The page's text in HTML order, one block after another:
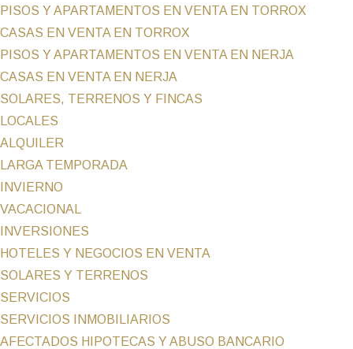
PISOS Y APARTAMENTOS EN VENTA EN TORROX
CASAS EN VENTA EN TORROX
PISOS Y APARTAMENTOS EN VENTA EN NERJA
CASAS EN VENTA EN NERJA
SOLARES, TERRENOS Y FINCAS
LOCALES
ALQUILER
LARGA TEMPORADA
INVIERNO
VACACIONAL
INVERSIONES
HOTELES Y NEGOCIOS EN VENTA
SOLARES Y TERRENOS
SERVICIOS
SERVICIOS INMOBILIARIOS
AFECTADOS HIPOTECAS Y ABUSO BANCARIO